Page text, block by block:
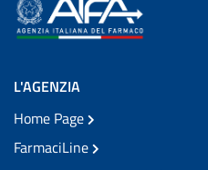
L'AGENZIA
Home Page
FarmaciLine